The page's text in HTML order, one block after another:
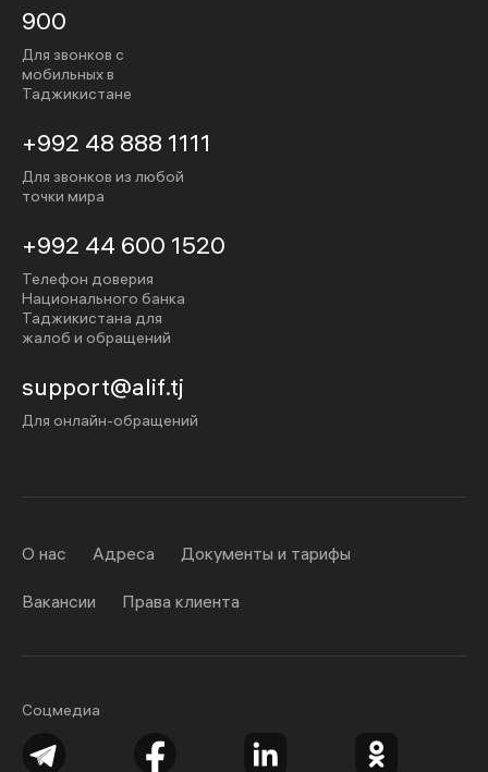
900
Для звонков с
мобильных в
Таджикистане
+992 48 888 1111
Для звонков из любой
точки мира
+992 44 600 1520
Телефон доверия
Национального банка
Таджикистана для
жалоб и обращений
support@alif.tj
Для онлайн-обращений
Соцмедиа
О нас Адреса Документы и тарифы
Вакансии Права клиента